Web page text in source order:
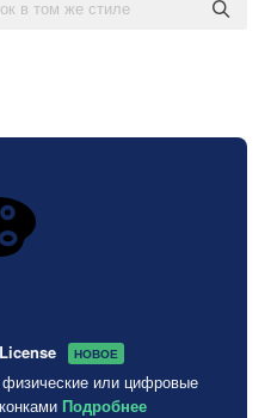
НОВОЕ
или цифровые
Подробнее